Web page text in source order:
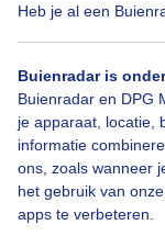
Heb je al een
Buienradar is
Buienradar en DPG
je apparaat, locatie,
informatie
ons, zoals wanneer
het gebruik van
apps te verbeteren.
Maansikkel
Bekijk slideshow